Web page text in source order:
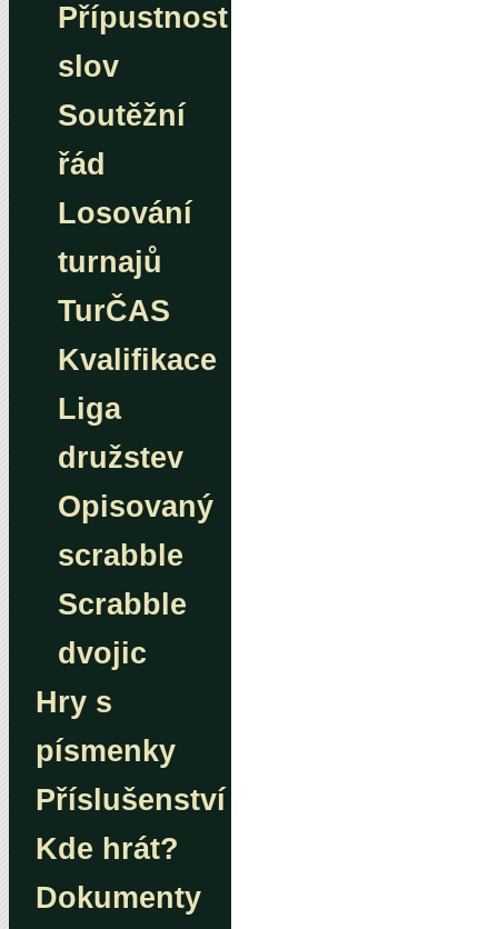
Přípustnost
slov
Soutěžní
řád
Losování
turnajů
TurČAS
Kvalifikace
Liga
družstev
Opisovaný
scrabble
Scrabble
dvojic
Hry s
písmenky
Příslušenství
Kde hrát?
Dokumenty